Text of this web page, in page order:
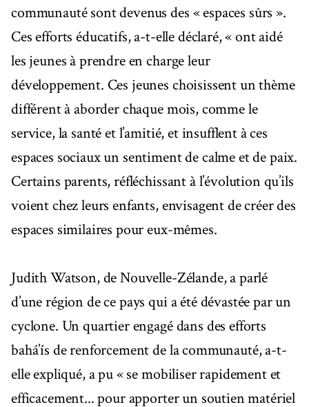
communauté sont devenus des « espaces sûrs ».
Ces efforts éducatifs, a-t-elle déclaré, « ont aidé
les jeunes à prendre en charge leur
développement. Ces jeunes choisissent un thème
différent à aborder chaque mois, comme le
service, la santé et l’amitié, et insufflent à ces
espaces sociaux un sentiment de calme et de paix.
Certains parents, réfléchissant à l’évolution qu’ils
voient chez leurs enfants, envisagent de créer des
espaces similaires pour eux-mêmes.
Judith Watson, de Nouvelle-Zélande, a parlé
d’une région de ce pays qui a été dévastée par un
cyclone. Un quartier engagé dans des efforts
bahá’ís de renforcement de la communauté, a-t-
elle expliqué, a pu « se mobiliser rapidement et
efficacement... pour apporter un soutien matériel